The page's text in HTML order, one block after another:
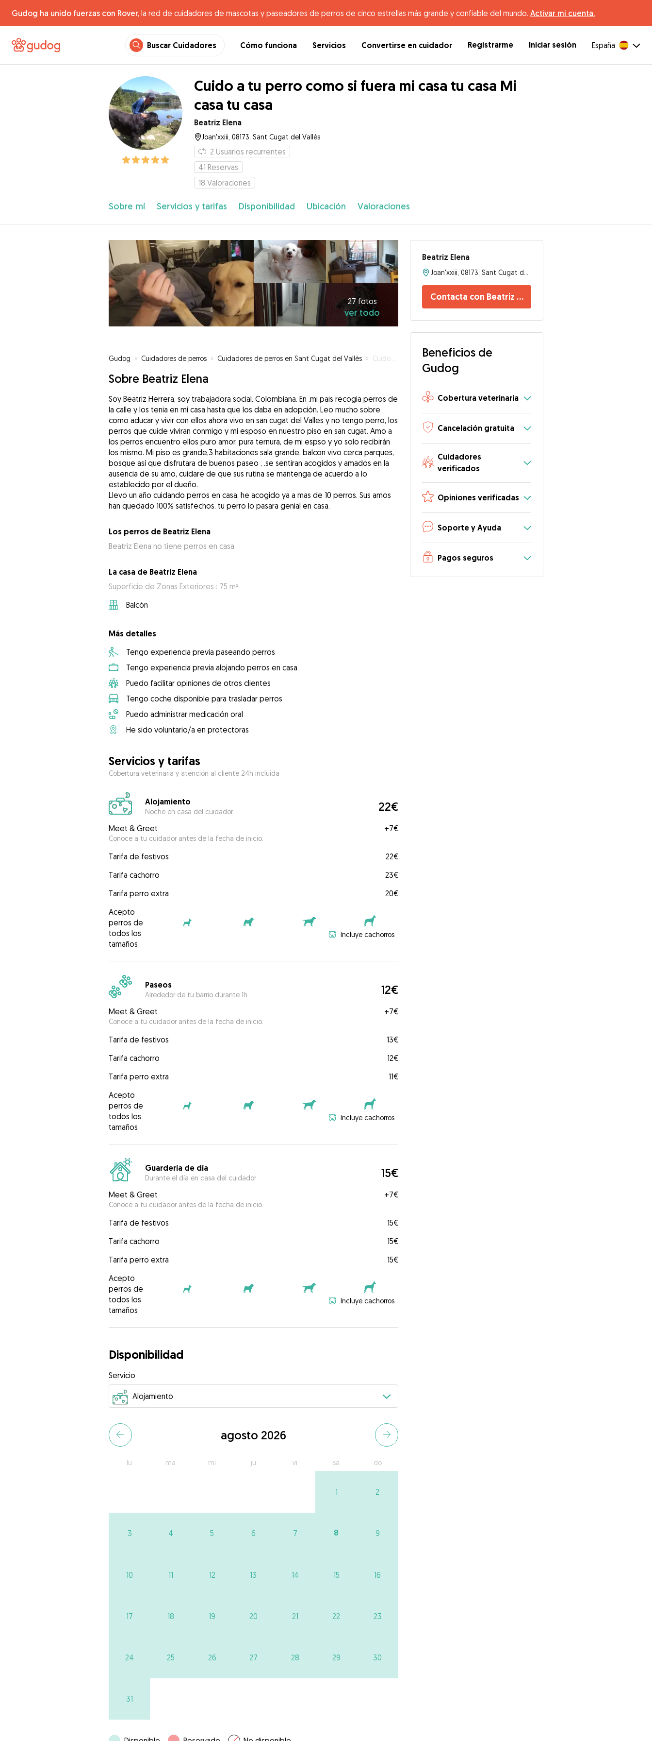
Gudog ha unido fuerzas con Rover, la red de cuidadores de mascotas y paseadores de perros de cinco estrellas más grande y confiable del mundo. Activar mi cuenta.
Buscar Cuidadores Cómo funciona Servicios Convertirse en cuidador Registrarme Iniciar sesión España
Cuido a tu perro como si fuera mi casa tu casa Mi
casa tu casa
Beatriz Elena
Joan'xxiii, 08173, Sant Cugat del Vallès
2 Usuarios recurrentes
41 Reservas
18 Valoraciones
Sobre mí Servicios y tarifas Disponibilidad Ubicación Valoraciones
27 fotos
ver todo
Gudog » Cuidadores de perros » Cuidadores de perros en Sant Cugat del Vallès » Cuido a tu perro como si fuera mi casa tu casa Mi casa tu casa
Sobre Beatriz Elena
Soy Beatriz Herrera, soy trabajadora social. Colombiana. En .mi pais recogia perros de
la calle y los tenia en mi casa hasta que los daba en adopción. Leo mucho sobre
como aducar y vivir con ellos ahora vivo en san cugat del Valles y no tengo perro, los
perros que cuide viviran conmigo y mi esposo en nuestro piso en san cugat. Amo a
los perros encuentro ellos puro amor, pura ternura, de mi espso y yo solo recibirán
los mismo. Mi piso es grande,3 habitaciones sala grande, balcon vivo cerca parques,
bosque así que disfrutara de buenos paseo , .se sentiran acogidos y amados en la
ausencia de su amo, cuidare de que sus rutina se mantenga de acuerdo a lo
establecido por el dueño.
Llevo un año cuidando perros en casa, he acogido ya a mas de 10 perros. Sus amos
han quedado 100% satisfechos. tu perro lo pasara genial en casa.
Los perros de Beatriz Elena
Beatriz Elena no tiene perros en casa
La casa de Beatriz Elena
Superficie de Zonas Exteriores : 75 m²
Balcón
Más detalles
Tengo experiencia previa paseando perros
Tengo experiencia previa alojando perros en casa
Puedo facilitar opiniones de otros clientes
Tengo coche disponible para trasladar perros
Puedo administrar medicación oral
He sido voluntario/a en protectoras
Servicios y tarifas
Cobertura veterinaria y atención al cliente 24h incluida
Alojamiento
Noche en casa del cuidador 22€
Meet & Greet
Conoce a tu cuidador antes de la fecha de inicio.
+7€
Tarifa de festivos
22€
Tarifa cachorro
23€
Tarifa perro extra
20€
Acepto
perros de
todos los
tamaños
Incluye cachorros
Paseos
Alrededor de tu barrio durante 1h 12€
Meet & Greet
Conoce a tu cuidador antes de la fecha de inicio.
+7€
Tarifa de festivos
13€
Tarifa cachorro
12€
Tarifa perro extra
11€
Acepto
perros de
todos los
tamaños
Incluye cachorros
Guardería de día
Durante el día en casa del cuidador 15€
Meet & Greet
Conoce a tu cuidador antes de la fecha de inicio.
+7€
Tarifa de festivos
15€
Tarifa cachorro
15€
Tarifa perro extra
15€
Acepto
perros de
todos los
tamaños
Incluye cachorros
Disponibilidad
Servicio
agosto 2026
lu ma mi ju vi sa do
1 2
3 4 5 6 7 8 9
10 11 12 13 14 15 16
17 18 19 20 21 22 23
24 25 26 27 28 29 30
31
Beatriz Elena
Contacta con Beatriz Elena
Beneficios de
Gudog
Cobertura veterinaria
Cancelación gratuita
Cuidadores
verificados
Opiniones verificadas
Soporte y Ayuda
Pagos seguros